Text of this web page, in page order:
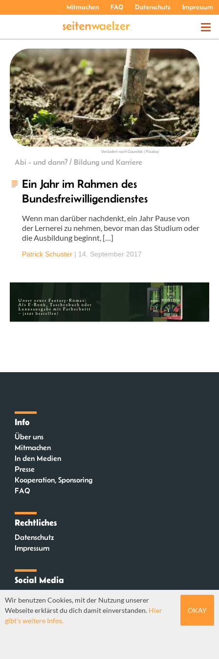
Mitmachen FAQ Datenschutz Impressum
THEMEN
PODCASTS
ÜBER UNS
Verändert nach Goumbik | Pixabay
Abi - und dann? / Bildung und Karriere
Ein Jahr im Rahmen des
Bundesfreiwilligendienstes
Wenn man darüber nachdenkt, ein Jahr Pause von
der Lernerei zu nehmen, bevor man das Studium oder
die Ausbildung beginnt, […]
Patrick Schuster | 14. September 2017
Info
Über uns
Mitmachen
In den Medien
Presse
Kooperation, Sponsoring
FAQ
Rechtliches
Datenschutz
Impressum
Social Media
Mastodon
Wir benutzen Cookies, mit der Nutzung unserer
Webseite erklärst du dich damit einverstanden. Hier
gibt's weitere Infos.
OKAY